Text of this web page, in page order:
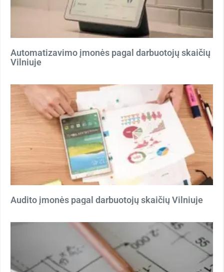
Automatizavimo įmonės pagal darbuotojų skaičių
Vilniuje
Audito įmonės pagal darbuotojų skaičių Vilniuje